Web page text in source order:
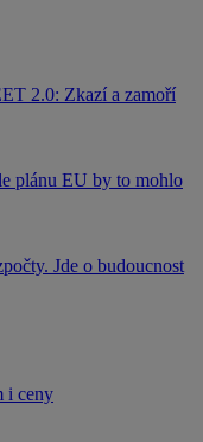
2.0: Zkazí a zamoří
plánu EU by to mohlo
Jde o budoucnost
i ceny